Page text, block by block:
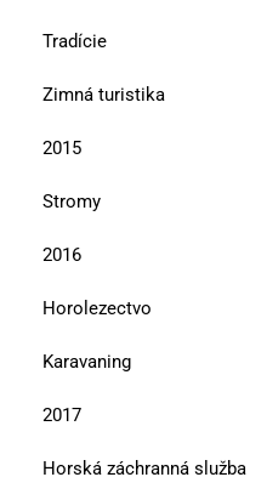
Tradície
Zimná turistika
2015
Stromy
2016
Horolezectvo
Karavaning
2017
Horská záchranná služba